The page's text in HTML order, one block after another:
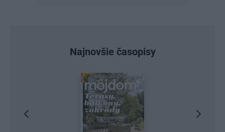
Najnovšie časopisy